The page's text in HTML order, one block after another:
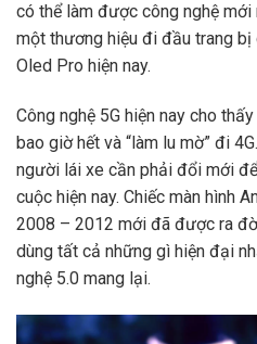
có thể làm được công nghệ mới
một thương hiệu đi đầu trang bị
Oled Pro hiện nay.
Công nghệ 5G hiện nay cho
bao giờ hết và “làm lu mờ” đi
người lái xe cần phải đổi mới
cuộc hiện nay. Chiếc màn hình
2008 – 2012 mới đã được ra
dùng tất cả những gì hiện đại
nghệ 5.0 mang lại.